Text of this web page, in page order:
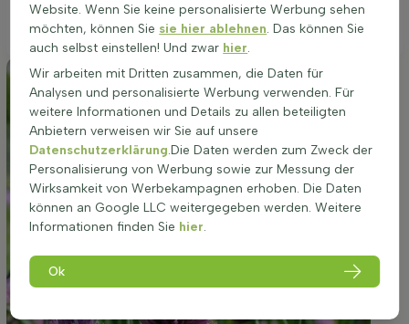
bietet diese polbildende Wuchsform nicht nur ein visuelles
Highlight, sondern verströmt auch einen angenehmen Duft.
Website. Wenn Sie keine personalisierte Werbung sehen
möchten, können Sie sie hier ablehnen. Das können Sie
auch selbst einstellen! Und zwar hier.
Wir arbeiten mit Dritten zusammen, die Daten für
Analysen und personalisierte Werbung verwenden. Für
weitere Informationen und Details zu allen beteiligten
Anbietern verweisen wir Sie auf unsere
Datenschutzerklärung.Die Daten werden zum Zweck der
Personalisierung von Werbung sowie zur Messung der
Wirksamkeit von Werbekampagnen erhoben. Die Daten
können an Google LLC weitergegeben werden. Weitere
Informationen finden Sie hier.
Ok